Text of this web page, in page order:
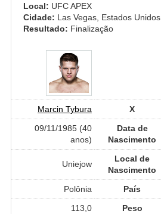
Local: UFC APEX
Cidade: Las Vegas, Estados Unidos
Resultado: Finalização
Marcin Tybura X
09/11/1985 (40
anos)
Data de
Nascimento
Uniejow
Local de
Nascimento
Polônia País
113,0
Peso